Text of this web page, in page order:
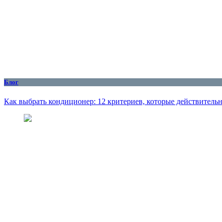
Блог
Как выбрать кондиционер: 12 критериев, которые